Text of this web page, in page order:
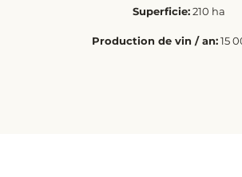
Superficie:210 ha
Production de vin / an:15